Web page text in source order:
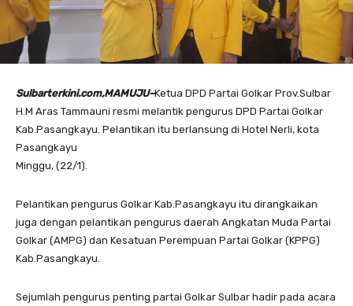
Sulbarterkini.com,MAMUJU–Ketua DPD Partai Golkar Prov.Sulbar
H.M Aras Tammauni resmi melantik pengurus DPD Partai Golkar
Kab.Pasangkayu. Pelantikan itu berlansung di Hotel Nerli, kota
Pasangkayu
Minggu, (22/1).
Pelantikan pengurus Golkar Kab.Pasangkayu itu dirangkaikan
juga dengan pelantikan pengurus daerah Angkatan Muda Partai
Golkar (AMPG) dan Kesatuan Perempuan Partai Golkar (KPPG)
Kab.Pasangkayu.
Sejumlah pengurus penting partai Golkar Sulbar hadir pada acara